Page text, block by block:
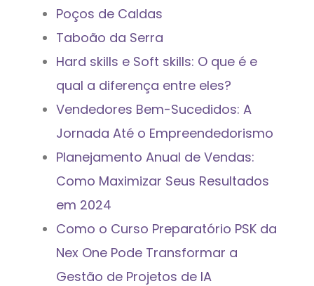
Poços de Caldas
Taboão da Serra
Hard skills e Soft skills: O que é e
qual a diferença entre eles?
Vendedores Bem-Sucedidos: A
Jornada Até o Empreendedorismo
Planejamento Anual de Vendas:
Como Maximizar Seus Resultados
em 2024
Como o Curso Preparatório PSK da
Nex One Pode Transformar a
Gestão de Projetos de IA